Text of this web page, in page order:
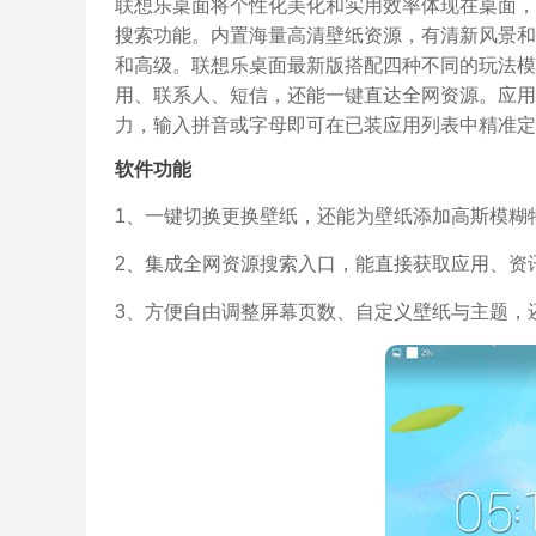
联想乐桌面将个性化美化和实用效率体现在桌面
搜索功能。内置海量高清壁纸资源，有清新风景
和高级。联想乐桌面最新版搭配四种不同的玩法
用、联系人、短信，还能一键直达全网资源。应
力，输入拼音或字母即可在已装应用列表中精准
软件功能
1、一键切换更换壁纸，还能为壁纸添加高斯模
2、集成全网资源搜索入口，能直接获取应用、
3、方便自由调整屏幕页数、自定义壁纸与主题